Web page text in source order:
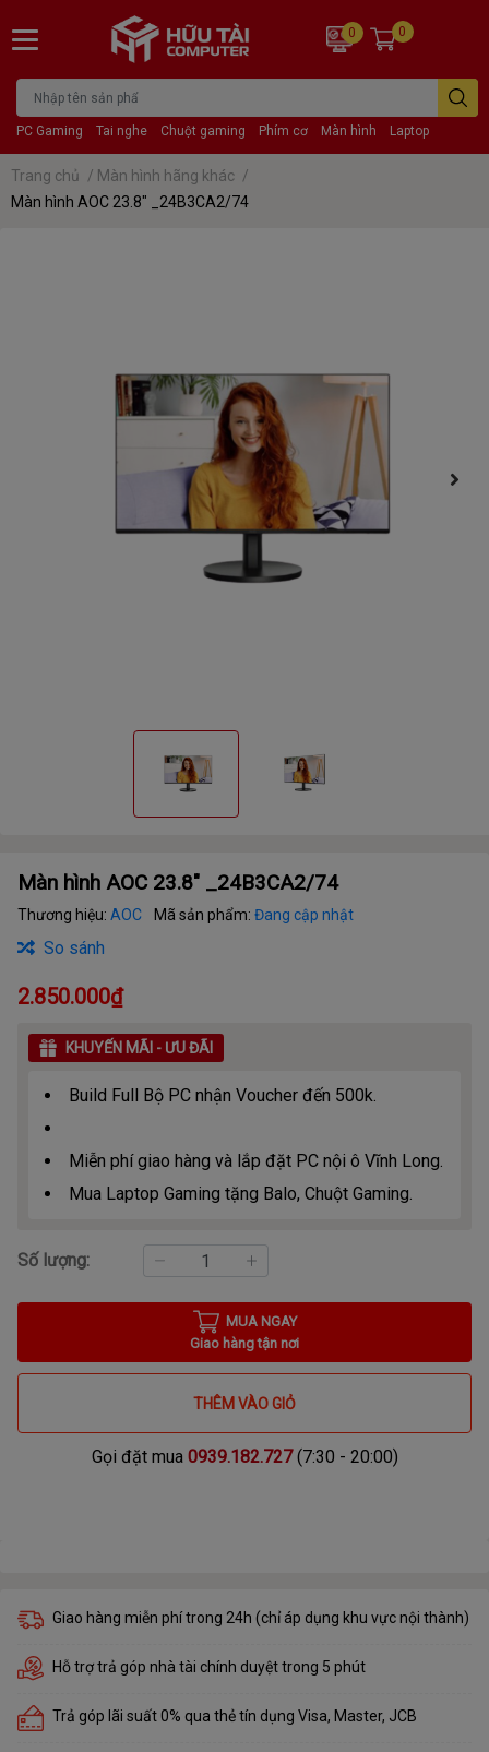
PC Gaming Tai nghe Chuột gaming Phím cơ Màn hình Laptop
0 0
Trang chủ / Màn hình hãng khác /
Màn hình AOC 23.8" _24B3CA2/74
Màn hình AOC 23.8" _24B3CA2/74
Thương hiệu: AOC Mã sản phẩm: Đang cập nhật
So sánh
2.850.000₫
KHUYẾN MÃI - ƯU ĐÃI
Build Full Bộ PC nhận Voucher đến 500k.
Miễn phí giao hàng và lắp đặt PC nội ô Vĩnh Long.
Mua Laptop Gaming tặng Balo, Chuột Gaming.
Số lượng:
MUA NGAY
Giao hàng tận nơi
THÊM VÀO GIỎ
Gọi đặt mua 0939.182.727(7:30 - 20:00)
Giao hàng miễn phí trong 24h (chỉ áp dụng khu vực nội thành)
Hỗ trợ trả góp nhà tài chính duyệt trong 5 phút
Trả góp lãi suất 0% qua thẻ tín dụng Visa, Master, JCB